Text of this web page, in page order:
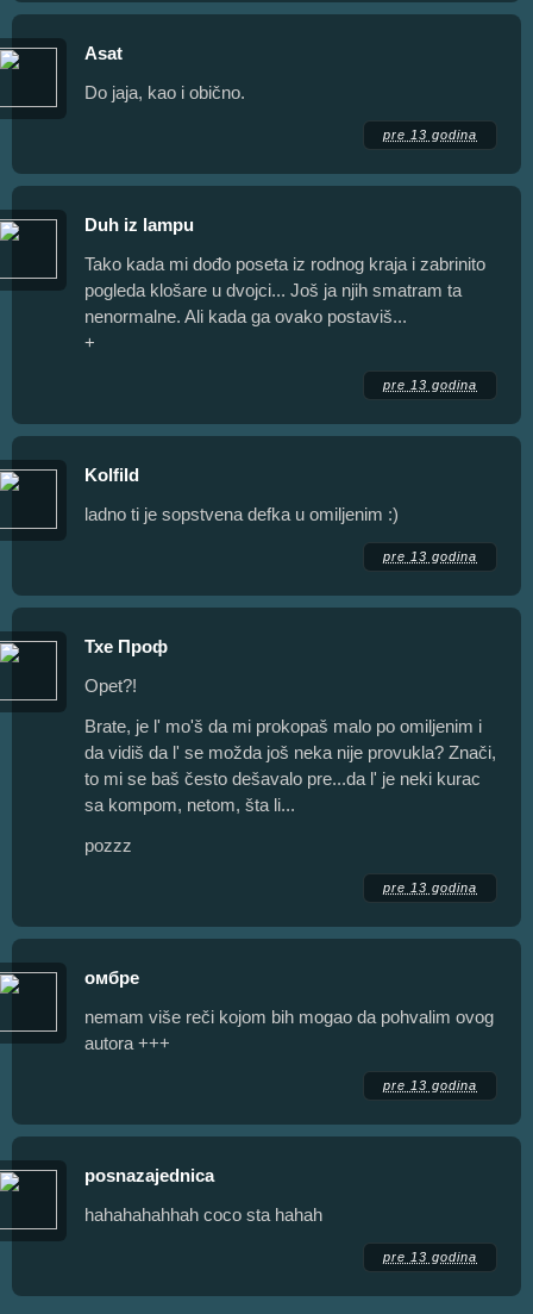
Asat
Do jaja, kao i obično.
pre 13 godina
Duh iz lampu
Tako kada mi dođo poseta iz rodnog kraja i zabrinito
pogleda klošare u dvojci... Još ja njih smatram ta
nenormalne. Ali kada ga ovako postaviš...
+
pre 13 godina
Kolfild
ladno ti je sopstvena defka u omiljenim :)
pre 13 godina
Тхе Проф
Opet?!
Brate, je l' mo'š da mi prokopaš malo po omiljenim i
da vidiš da l' se možda još neka nije provukla? Znači,
to mi se baš često dešavalo pre...da l' je neki kurac
sa kompom, netom, šta li...
pozzz
pre 13 godina
омбре
nemam više reči kojom bih mogao da pohvalim ovog
autora +++
pre 13 godina
posnazajednica
hahahahahhah coco sta hahah
pre 13 godina